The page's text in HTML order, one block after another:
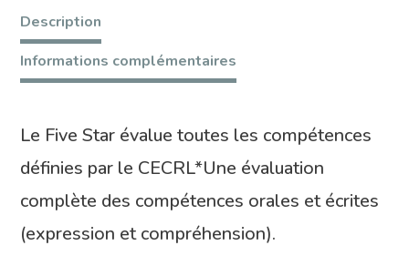
BRIGHT
5
STAR
e-
surveillance
Secure
Description
Informations complémentaires
Le Five Star évalue toutes les compétences
définies par le CECRL*Une évaluation
complète des compétences orales et écrites
(expression et compréhension).